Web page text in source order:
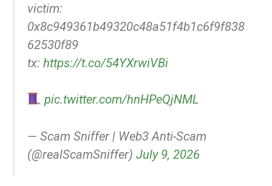
victim:
0x8c949361b49320c48a51f4b1c6f9f838
62530f89
tx: https://t.co/54YXrwiVBi
pic.twitter.com/hnHPeQjNML
— Scam Sniffer | Web3 Anti-Scam
(@realScamSniffer) July 9, 2026